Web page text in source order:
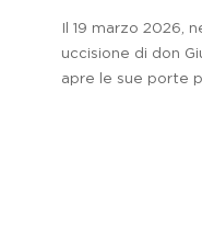
Il 19 marzo 2026,
uccisione di don
apre le sue porte